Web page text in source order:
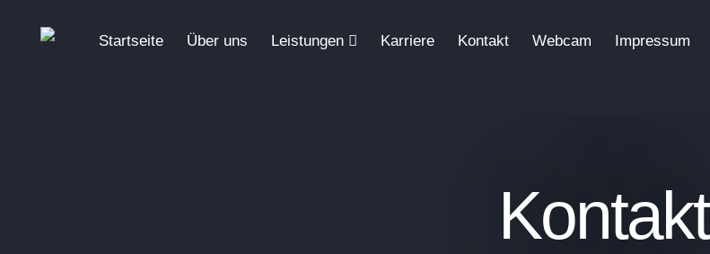
Startseite Über uns Leistungen Karriere Kontakt Webcam Impressum
Kontakt